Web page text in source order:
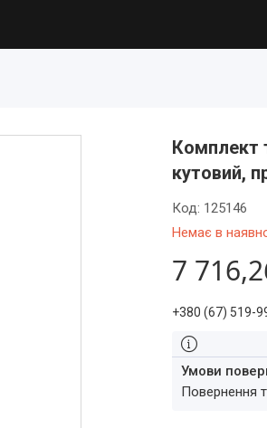
Комплект
кутовий,
Немає в
Код: 125146
7
+380 (67) 519-
повернення